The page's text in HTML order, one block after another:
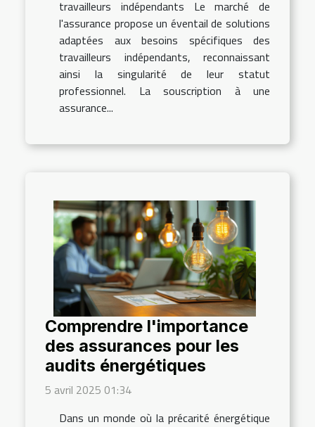
travailleurs indépendants Le marché de
l'assurance propose un éventail de solutions
adaptées aux besoins spécifiques des
travailleurs indépendants, reconnaissant
ainsi la singularité de leur statut
professionnel. La souscription à une
assurance...
Comprendre l'importance
des assurances pour les
audits énergétiques
5 avril 2025 01:34
Dans un monde où la précarité énergétique